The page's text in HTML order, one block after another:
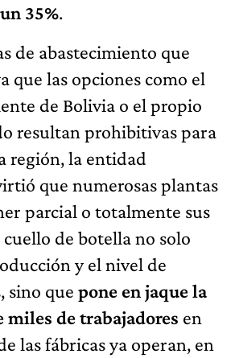
35%.
de abastecimiento que
que las opciones como el
de Bolivia o el propio
resultan prohibitivas para
región, la entidad
que numerosas plantas
parcial o totalmente sus
cuello de botella no solo
y el nivel de
sino que pone en jaque la
miles de trabajadores en
las fábricas ya operan, en